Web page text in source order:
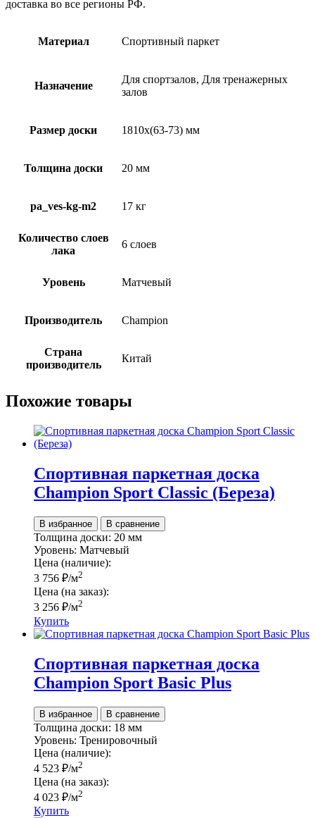
доставка во все регионы РФ.
Материал Спортивный паркет
Назначение
Для спортзалов, Для тренажерных
залов
Размер доски 1810х(63-73) мм
Толщина доски 20 мм
pa_ves-kg-m2 17 кг
Количество слоев
лака
6 слоев
Уровень Матчевый
Производитель Champion
Страна
производитель
Китай
Похожие товары
Спортивная паркетная доска
Champion Sport Classic (Береза)
В избранное В сравнение
Толщина доски: 20 мм
Уровень: Матчевый
Цена (наличие):
3 756 ₽/м2
Цена (на заказ):
3 256 ₽/м2
Купить
Спортивная паркетная доска
Champion Sport Basic Plus
В избранное В сравнение
Толщина доски: 18 мм
Уровень: Тренировочный
Цена (наличие):
4 523 ₽/м2
Цена (на заказ):
4 023 ₽/м2
Купить